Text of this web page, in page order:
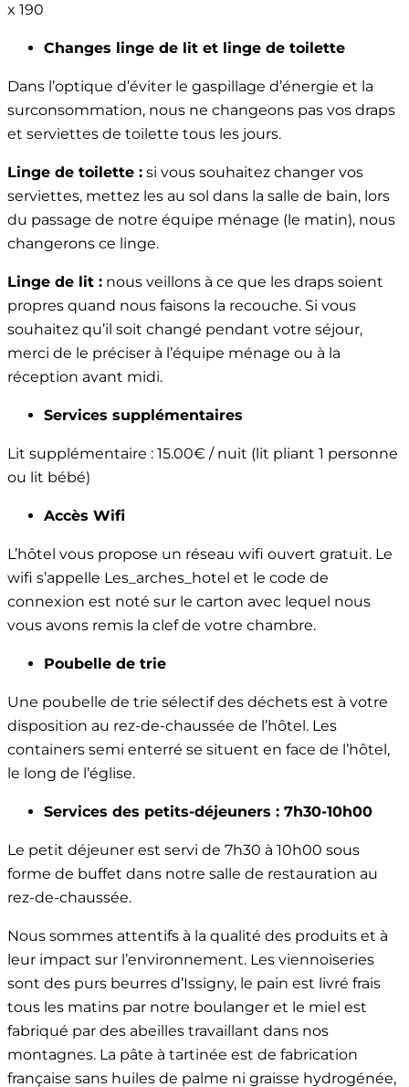
x 190
Changes linge de lit et linge de toilette
Dans l’optique d’éviter le gaspillage d’énergie et la
surconsommation, nous ne changeons pas vos draps
et serviettes de toilette tous les jours.
Linge de toilette : si vous souhaitez changer vos
serviettes, mettez les au sol dans la salle de bain, lors
du passage de notre équipe ménage (le matin), nous
changerons ce linge.
Linge de lit : nous veillons à ce que les draps soient
propres quand nous faisons la recouche. Si vous
souhaitez qu’il soit changé pendant votre séjour,
merci de le préciser à l’équipe ménage ou à la
réception avant midi.
Services supplémentaires
Lit supplémentaire : 15.00€ / nuit (lit pliant 1 personne
ou lit bébé)
Accès Wifi
L’hôtel vous propose un réseau wifi ouvert gratuit. Le
wifi s’appelle Les_arches_hotel et le code de
connexion est noté sur le carton avec lequel nous
vous avons remis la clef de votre chambre.
Poubelle de trie
Une poubelle de trie sélectif des déchets est à votre
disposition au rez-de-chaussée de l’hôtel. Les
containers semi enterré se situent en face de l’hôtel,
le long de l’église.
Services des petits-déjeuners : 7h30-10h00
Le petit déjeuner est servi de 7h30 à 10h00 sous
forme de buffet dans notre salle de restauration au
rez-de-chaussée.
Nous sommes attentifs à la qualité des produits et à
leur impact sur l’environnement. Les viennoiseries
sont des purs beurres d’Issigny, le pain est livré frais
tous les matins par notre boulanger et le miel est
fabriqué par des abeilles travaillant dans nos
montagnes. La pâte à tartinée est de fabrication
française sans huiles de palme ni graisse hydrogénée,